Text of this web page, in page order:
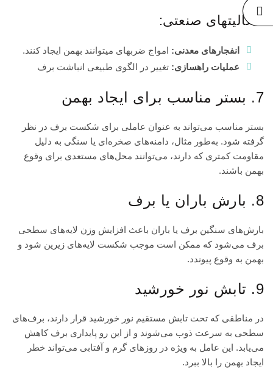
فعالیتهای صنعتی:
انفجارهای معدنی: امواج ضربهای میتوانند بهمن ایجاد کنند.
عملیات راهسازی: تغییر در الگوی طبیعی انباشت برف
7. بستر مناسب برای ایجاد بهمن
بستر مناسب می‌تواند به عنوان عاملی برای شکست برف در نظر
گرفته شود. به‌طور مثال، دامنه‌های صخره‌ای یا سنگی به دلیل
مقاومت کمتری که دارند، می‌توانند محل‌های مستعدی برای وقوع
بهمن باشند.
8. بارش باران یا برف
بارش‌های سنگین برف یا باران باعث افزایش وزن لایه‌های سطحی
برف می‌شود که ممکن است موجب شکست لایه‌های زیرین شود و
بهمن به وقوع پیوندد.
9. تابش نور خورشید
در مناطقی که تحت تابش مستقیم نور خورشید قرار دارند، برف‌های
سطحی به سرعت ذوب می‌شوند و از این رو پایداری برف کاهش
می‌یابد. این عامل به ویژه در روزهای گرم و آفتابی می‌تواند خطر
ایجاد بهمن را بالا ببرد.